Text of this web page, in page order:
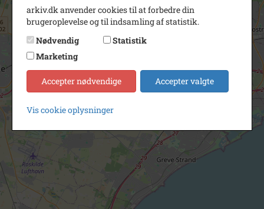
arkiv.dk anvender cookies til at forbedre din
brugeroplevelse og til indsamling af statistik.
Nødvendig
Statistik
Marketing
Accepter nødvendige Accepter valgte
Vis cookie oplysninger